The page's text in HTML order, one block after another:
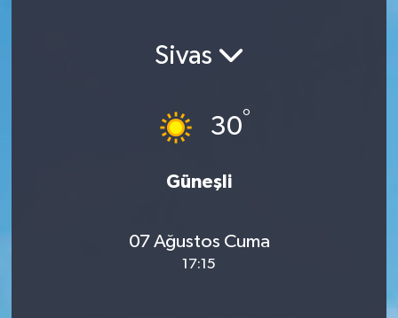
Sivas
30°
Güneşli
07 Ağustos Cuma
17:15